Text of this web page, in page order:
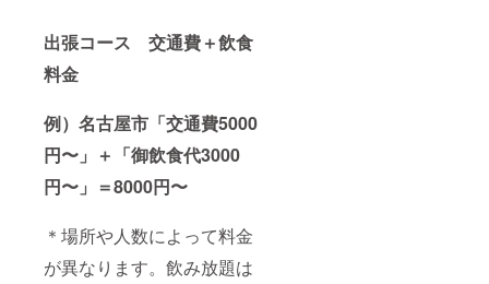
出張コース 交通費＋飲食
料金
例）名古屋市「交通費5000
円〜」＋「御飲食代3000
円〜」＝8000円〜
＊場所や人数によって料金
が異なります。飲み放題は